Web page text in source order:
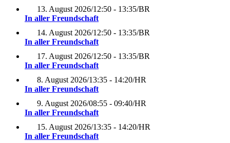
13. August 2026/12:50 - 13:35/BR
In aller Freundschaft
14. August 2026/12:50 - 13:35/BR
In aller Freundschaft
17. August 2026/12:50 - 13:35/BR
In aller Freundschaft
8. August 2026/13:35 - 14:20/HR
In aller Freundschaft
9. August 2026/08:55 - 09:40/HR
In aller Freundschaft
15. August 2026/13:35 - 14:20/HR
In aller Freundschaft